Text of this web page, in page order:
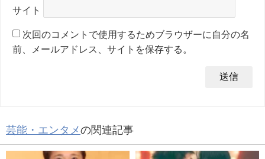
サイト
次回のコメントで使用するためブラウザーに自分の名
前、メールアドレス、サイトを保存する。
芸能・エンタメの関連記事